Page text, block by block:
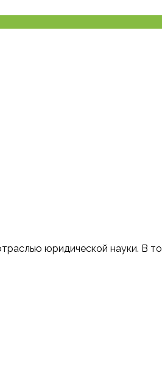
юридической науки. В то